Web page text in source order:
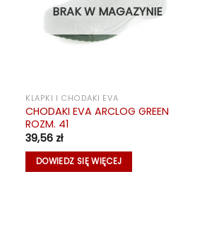
BRAK W MAGAZYNIE
KLAPKI I CHODAKI EVA
CHODAKI EVA ARCLOG GREEN
ROZM. 41
39,56 zł
DOWIEDZ SIĘ WIĘCEJ